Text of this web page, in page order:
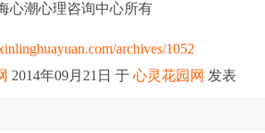
心潮心理咨询中心所有
archives/1052
2014年09月21日于心灵花园网 发表